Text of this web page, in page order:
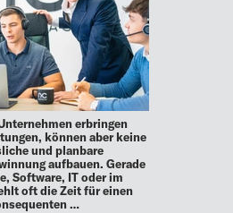
erbringen
können aber keine
und planbare
aufbauen. Gerade
Software, IT oder im
oft die Zeit für einen
…